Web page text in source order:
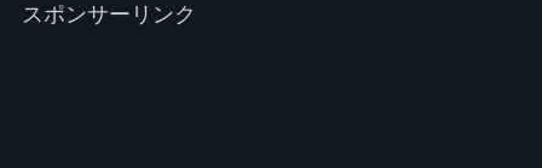
スポンサーリンク